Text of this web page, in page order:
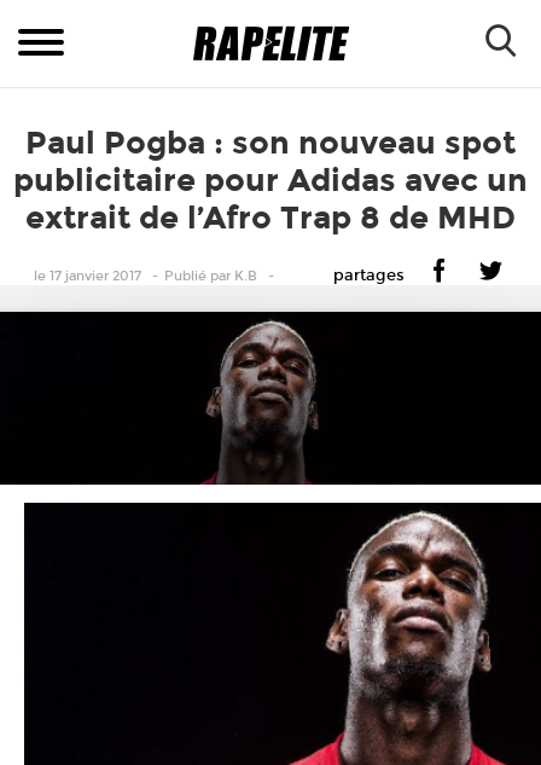
Paul Pogba : son nouveau spot
publicitaire pour Adidas avec un
extrait de l’Afro Trap 8 de MHD
le 17 janvier 2017 Publiépar K.B partages